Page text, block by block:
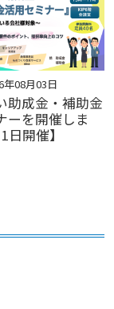
08月03日
助成金・補助金
ーを開催しま
日開催】